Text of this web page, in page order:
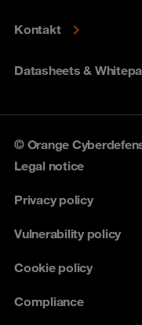
Kontakt
Datasheets &
© Orange
Legal notice
Privacy policy
Vulnerability policy
Cookie policy
Compliance